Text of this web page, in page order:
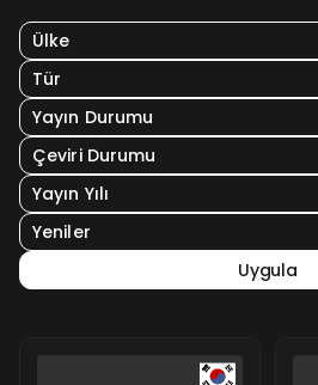
Ülke
Tür
Yayın Durumu
Çeviri Durumu
Yayın Yılı
Yeniler
Uygula